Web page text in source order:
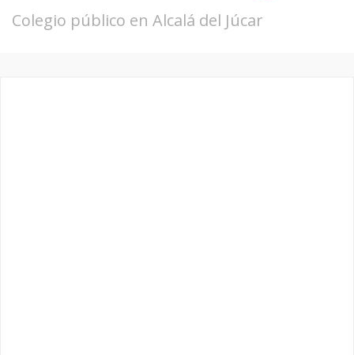
Colegio público en Alcalá del Júcar